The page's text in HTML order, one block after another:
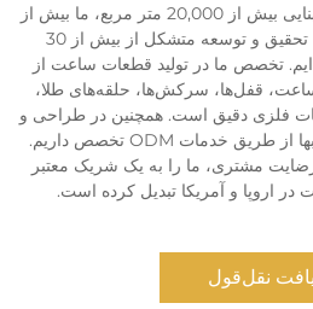
هونگ کنگ-ماکائو است. با زیربنایی بیش از 20,000 متر مربع، ما بیش از
500 کارمند ماهر و یک تیم تحقیق و توسعه متشکل از بیش از 30
تخصص ما در تولید قطعات ساعت از
قفل‌ها، سرکش‌ها، حلقه‌های طلا،
فلزی دقیق است. همچنین در طراحی و
تولید ساعت‌های فلزات گران‌بها از طریق خدمات ODM تخصص داریم.
مشتری، ما را به یک شریک معتبر
در اروپا و آمریکا تبدیل کرده است.
نقل‌قول